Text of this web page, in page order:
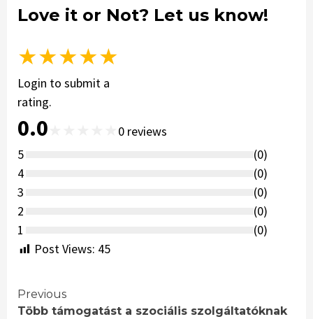
Love it or Not? Let us know!
★★★★★
Login to submit a
rating.
0.0 0 reviews
5
(0)
4
(0)
3
(0)
2
(0)
1
(0)
Post Views: 45
Continue
Previous
Több támogatást a szociális szolgáltatóknak